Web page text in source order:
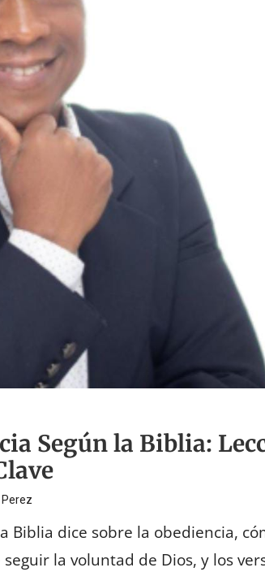
Según la Biblia:
Perez
Biblia dice sobre la obediencia,
la voluntad de Dios, y los